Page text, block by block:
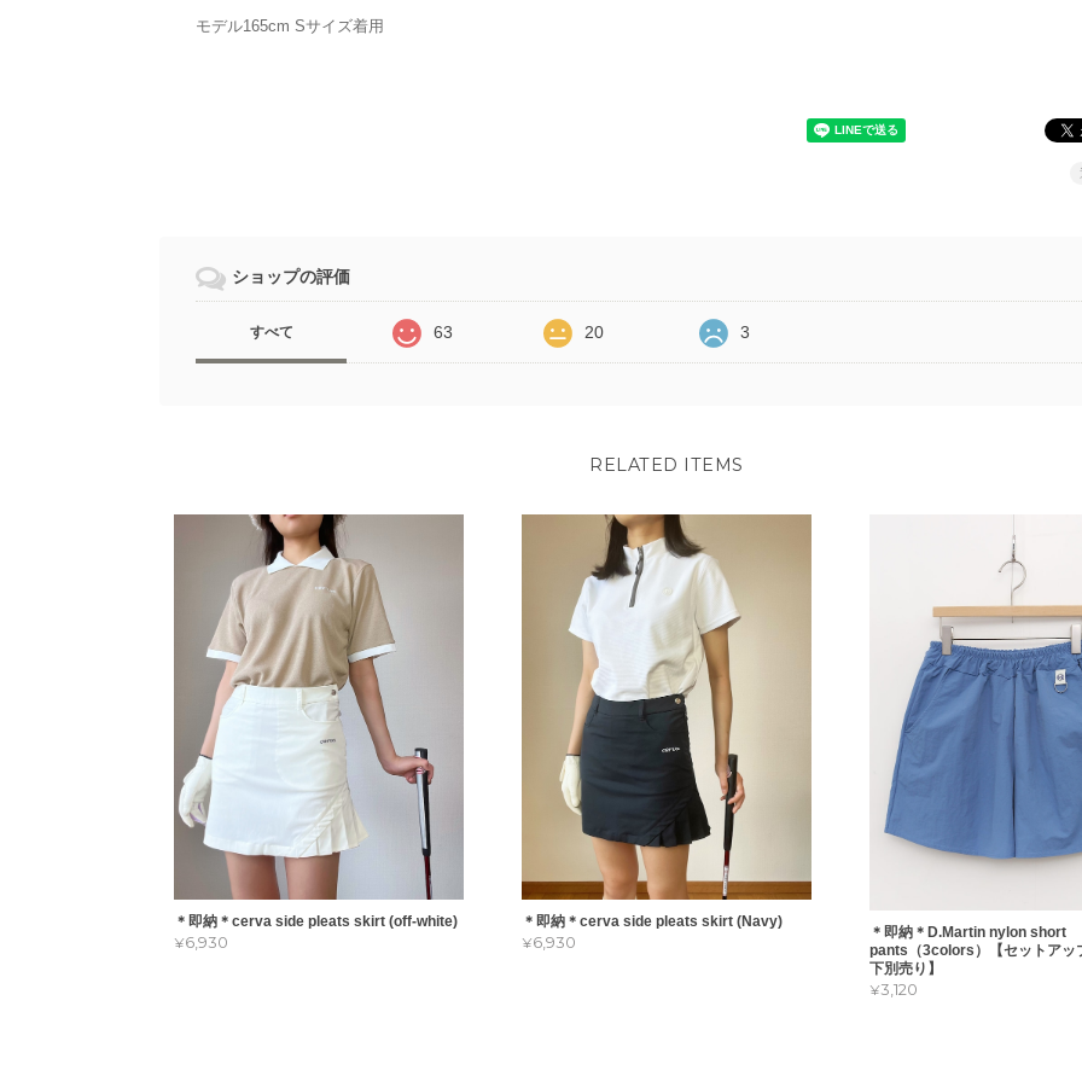
モデル165cm Sサイズ着用
ショップの評価
すべて 63 20 3
RELATED ITEMS
＊即納＊cerva side pleats skirt (off-white)
¥6,930
＊即納＊cerva side pleats skirt (Navy)
¥6,930
＊即納＊D.Martin nylon short
pants（3colors）【セットアッ
下別売り】
¥3,120